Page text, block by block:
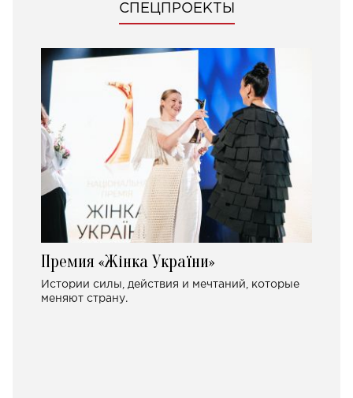
СПЕЦПРОЕКТЫ
Премия «Жінка України»
Истории силы, действия и мечтаний, которые
меняют страну.